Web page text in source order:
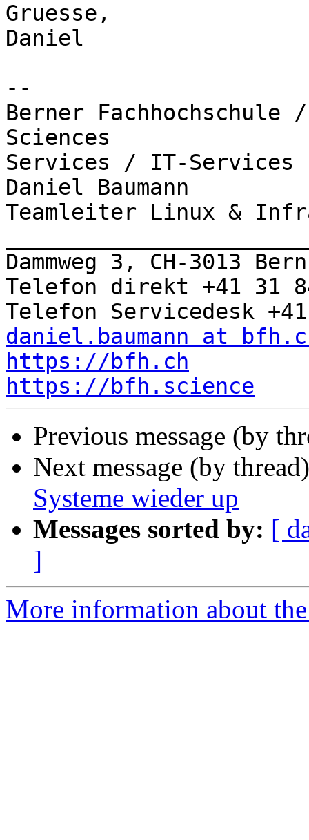
Gruesse,
Daniel
--
Berner
Sciences
Services / IT-Services
Daniel Baumann
Teamleiter Linux &
Dammweg 3, CH-3013 Bern
Telefon direkt +41 31
daniel.baumann at
https://bfh.ch
https://bfh.science
Previous message (by
Next message (by
Systeme wieder up
Messages sorted by: [
]
More information about